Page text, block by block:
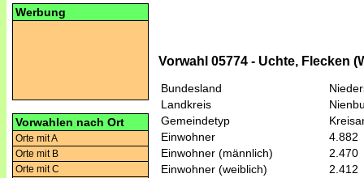
Werbung
Vorwahlen nach Ort
Orte mit A
Orte mit B
Orte mit C
Vorwahl 05774 - Uchte, Flecken
Bundesland
Landkreis
Gemeindetyp
Einwohner
4.882
Einwohner (männlich)
2.470
Einwohner (weiblich)
2.412